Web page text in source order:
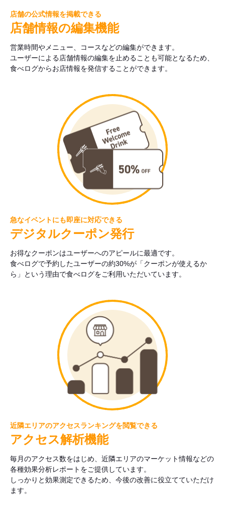
店舗の公式情報を掲載できる
店舗情報の編集機能
営業時間やメニュー、コースなどの編集ができます。
ユーザーによる店舗情報の編集を止めることも可能となるため、
食べログからお店情報を発信することができます。
急なイベントにも即座に対応できる
デジタルクーポン発行
お得なクーポンはユーザーへのアピールに最適です。
食べログで予約したユーザーの約30%が「クーポンが使えるか
ら」という理由で食べログをご利用いただいています。
近隣エリアのアクセスランキングを閲覧できる
アクセス解析機能
毎月のアクセス数をはじめ、近隣エリアのマーケット情報などの
各種効果分析レポートをご提供しています。
しっかりと効果測定できるため、今後の改善に役立てていただけ
ます。